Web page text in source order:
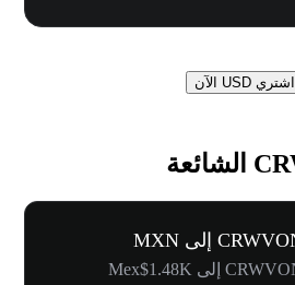
اشتري USD الآن